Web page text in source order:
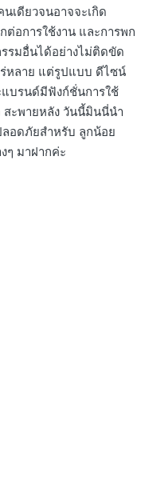
เดียวจนอาจจะเกิด
ต่อการใช้งาน และการพก
รมอื่นได้อย่างไม่ติดขัด
หลาย แต่รูปแบบ ดีไซน์
บรนด์มีฟังก์ชั่นการใช้
สะพายหลัง วันนี้มินนี่นำ
ลอดภัยสำหรับ ลูกน้อย
มาฝากค่ะ